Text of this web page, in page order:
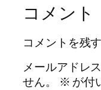
コメント
コメントを残す
メールアドレ
せん。
※ が付